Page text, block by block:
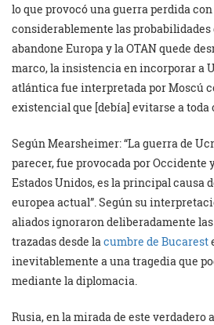
lo que provocó una guerra perdida
considerablemente las probabilidades
abandone Europa y la OTAN quede
marco, la insistencia en incorporar a
atlántica fue interpretada por Moscú
existencial que [debía] evitarse a toda
Según Mearsheimer: “La guerra de
parecer, fue provocada por Occidente
Estados Unidos, es la principal causa
europea actual”. Según su
aliados ignoraron deliberadamente
trazadas desde lacumbre de Bucarest
inevitablemente a una tragedia que
mediante la diplomacia.
Rusia, en la mirada de este verdadero